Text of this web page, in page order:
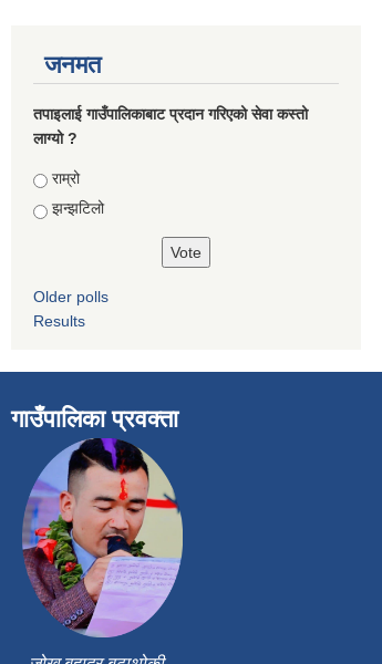
जनमत
तपाइलाई गाउँपालिकाबाट प्रदान गरिएको सेवा कस्तो
लाग्यो ?
Choices
राम्रो
झन्झटिलो
Older polls
Results
गाउँपालिका प्रवक्ता